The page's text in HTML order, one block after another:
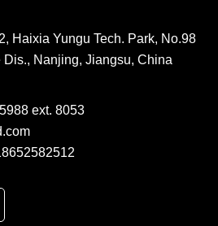
Haixia Yungu Tech. Park, No.98
Nanjing, Jiangsu, China
ext. 8053